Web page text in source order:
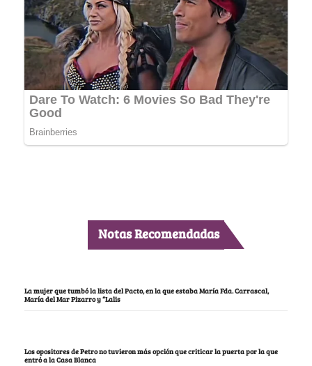
Notas Recomendadas
La mujer que tumbó la lista del Pacto, en la que estaba María Fda. Carrascal,
María del Mar Pizarro y “Lalis
Los opositores de Petro no tuvieron más opción que criticar la puerta por la que
entró a la Casa Blanca